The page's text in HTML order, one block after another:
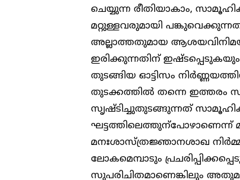
ചെയ്യുന്ന രീതിയാകാം,
മറ്റുള്ളവരുമായി
അല്ലാത്തതുമായ
ഇരിക്കുന്നതിന്
തുടങ്ങിയ ഓട്ടിസം
തുടക്കത്തിൽ തന്നെ ഇത്തരം
സൃഷ്ടിച്ചുതുടങ്ങുന്നത് സാമൂഹിക
ഘട്ടത്തിലെത്തുന്പോഴാണെന്ന്
മനഃശാസ്ത്രജ്ഞാനശാഖ
ലോകമെമ്പാടും
സുപരിചിതമാണെങ്കിലും